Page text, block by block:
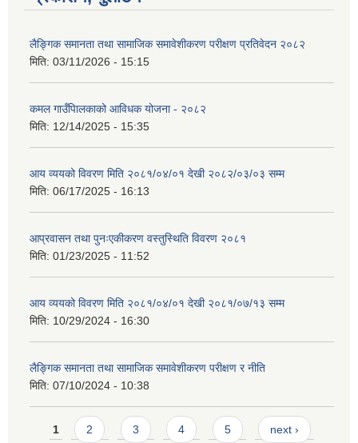
लैङ्गिक समानता तथा सामाजिक समावेशीकरण परीक्षण प्रतिवेदन २०८२
मिति: 03/11/2026 - 15:15
कमल गाउँपािलकाको आविधक योजना - २०८२
मिति: 12/14/2025 - 15:35
आय व्ययको विवरण मिति २०८१/०४/०१ देखी २०८२/०३/०३ सम्म
मिति: 06/17/2025 - 16:13
आप्रवासन तथा पुनःएकीकरण वस्तुस्थिति विवरण २०८१
मिति: 01/23/2025 - 11:52
आय व्ययको विवरण मिति २०८१/०४/०१ देखी २०८१/०७/१३ सम्म
मिति: 10/29/2024 - 16:30
लैङ्गिक समानता तथा सामाजिक समावेशीकरण परीक्षण र नीति
मिति: 07/10/2024 - 10:38
Pages
1 2 3 4 5 next ›